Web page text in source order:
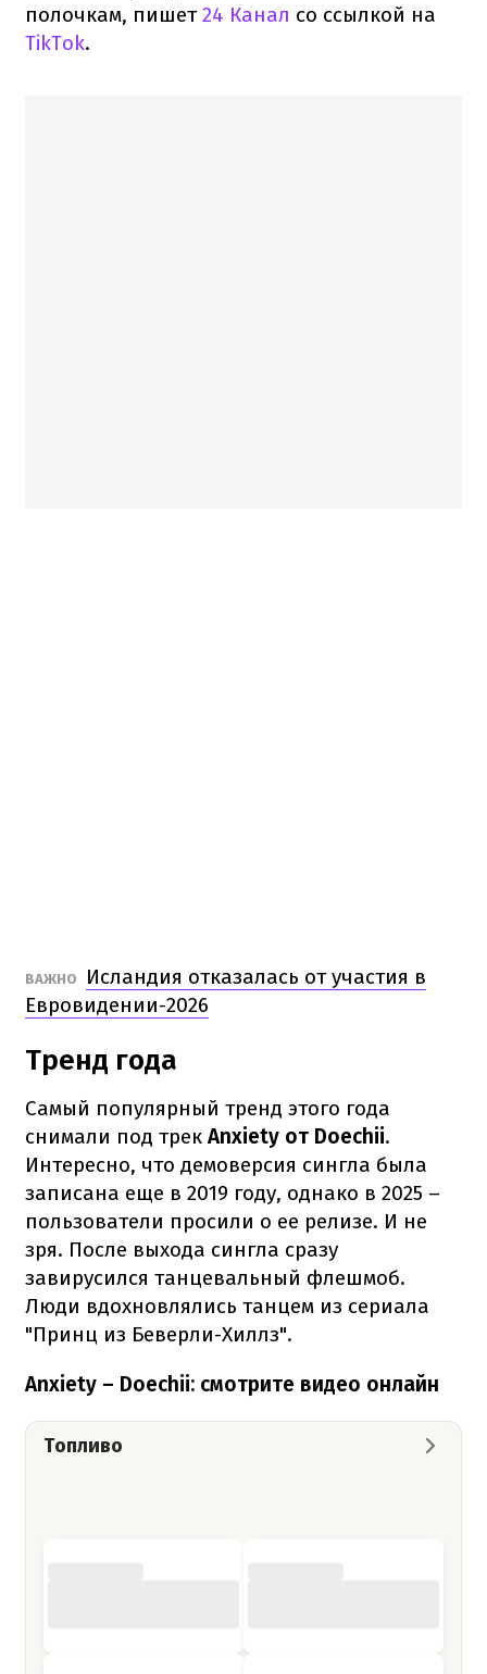
полочкам, пишет24 Канал со ссылкой на
TikTok.
ВАЖНО
Исландия отказалась от участия в
Евровидении-2026
Тренд года
Самый популярный тренд этого года
снимали под трек Anxiety от Doechii.
Интересно, что демоверсия сингла была
записана еще в 2019 году, однако в 2025 –
пользователи просили о ее релизе. И не
зря. После выхода сингла сразу
завирусился танцевальный флешмоб.
Люди вдохновлялись танцем из сериала
"Принц из Беверли-Хиллз".
Anxiety – Doechii: смотрите видео онлайн
Топливо